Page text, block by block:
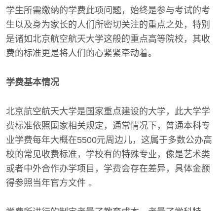
学生所需缴纳的学费此项问题，始终是参与考试的考
生以及身为家长的人们所密切关注的重点之处，特别
是诸如北京航空航天大学这般的重点高等院校，其收
费的标准更是将人们的心紧紧牵动着。
学费基本情况
北京航空航天大学是国家重点建设的大学，此大学学
费标准依照国家相关规定，通常情况下，普通本科专
业学费每年大概在5500元周边儿，这属于多数公办高
校的常见收费标准，学校有的特殊专业，像是艺术类
或者中外合作办学项目，学费会存在差异，具体金额
得参照当年官方文件 。